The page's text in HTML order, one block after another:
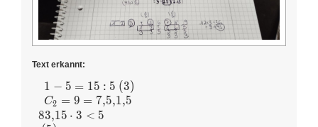
Text erkannt:
\begin{array}{l}
\begin{array}{l}
1-5=15: 5 \text {
(3) } \\
1 − 5 = 15 : 5 (3)
C2 = 9 = 7,5,1,5
83,15 ⋅ 3 < 5